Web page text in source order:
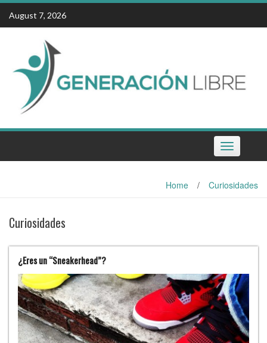
Skip
content
August 7, 2026
Toggle
navigation
Home / Curiosidades
Curiosidades
¿Eres un “Sneakerhead”?